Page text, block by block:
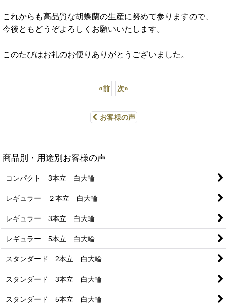
これからも高品質な胡蝶蘭の生産に努めて参りますので、
今後ともどうぞよろしくお願いいたします。
このたびはお礼のお便りありがとうございました。
«前 次»
お客様の声
商品別・用途別お客様の声
コンパクト 3本立 白大輪
レギュラー ２本立 白大輪
レギュラー 3本立 白大輪
レギュラー 5本立 白大輪
スタンダード 2本立 白大輪
スタンダード 3本立 白大輪
スタンダード 5本立 白大輪